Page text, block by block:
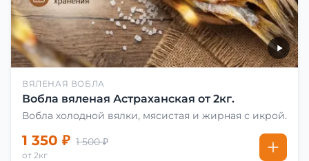
ВЯЛЕНАЯ ВОБЛА
Вобла вяленая Астраханская от 2кг.
Вобла холодной вялки, мясистая и жирная с икрой.
1 350 ₽ 1 500 ₽
от 2кг